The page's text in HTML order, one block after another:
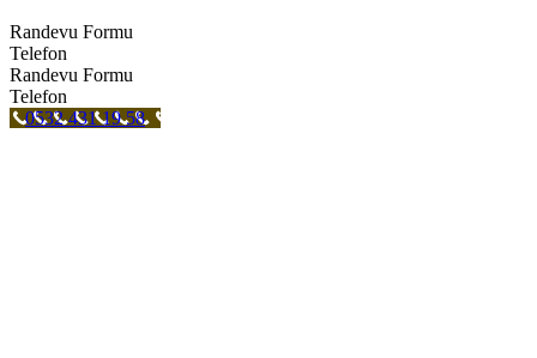
Randevu Formu
Telefon
Randevu Formu
Telefon
0532 431 19 58